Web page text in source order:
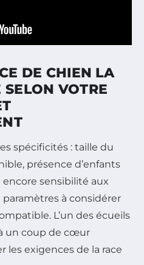
DE CHIEN LA
VOTRE
spécificités : taille du
présence d’enfants
encore sensibilité aux
à considérer
L’un des écueils
un coup de cœur
les exigences de la race